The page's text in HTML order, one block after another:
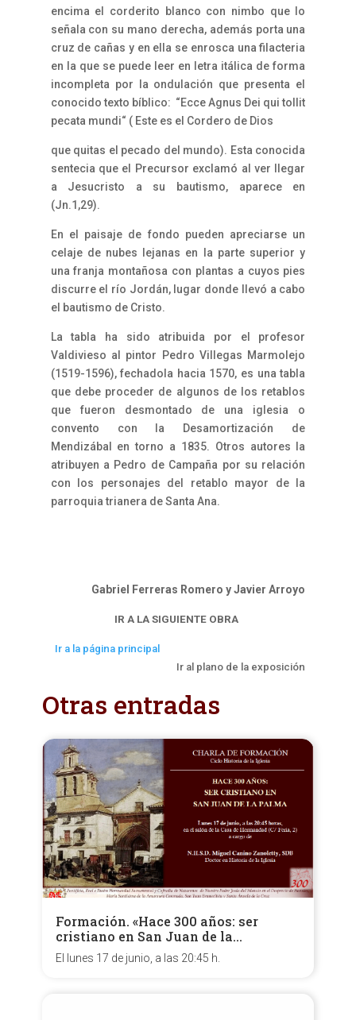
encima el corderito blanco con nimbo que lo
señala con su mano derecha, además porta una
cruz de cañas y en ella se enrosca una filacteria
en la que se puede leer en letra itálica de forma
incompleta por la ondulación que presenta el
conocido texto bíblico: “Ecce Agnus Dei qui tollit
pecata mundi“ ( Este es el Cordero de Dios
que quitas el pecado del mundo). Esta conocida
sentecia que el Precursor exclamó al ver llegar
a Jesucristo a su bautismo, aparece en
(Jn.1,29).
En el paisaje de fondo pueden apreciarse un
celaje de nubes lejanas en la parte superior y
una franja montañosa con plantas a cuyos pies
discurre el río Jordán, lugar donde llevó a cabo
el bautismo de Cristo.
La tabla ha sido atribuida por el profesor
Valdivieso al pintor Pedro Villegas Marmolejo
(1519-1596), fechadola hacia 1570, es una tabla
que debe proceder de algunos de los retablos
que fueron desmontado de una iglesia o
convento con la Desamortización de
Mendizábal en torno a 1835. Otros autores la
atribuyen a Pedro de Campaña por su relación
con los personajes del retablo mayor de la
parroquia trianera de Santa Ana.
Gabriel Ferreras Romero y Javier Arroyo
IR A LA SIGUIENTE OBRA
Ir a la página principal
Ir al plano de la exposición
Otras entradas
Formación. «Hace 300 años: ser
cristiano en San Juan de la…
El lunes 17 de junio, a las 20:45 h.